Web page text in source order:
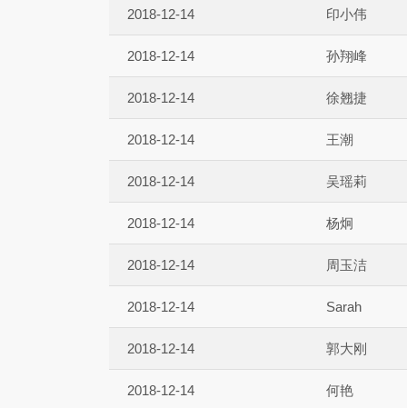
2018-12-14 印小伟
2018-12-14 孙翔峰
2018-12-14 徐翘捷
2018-12-14 王潮
2018-12-14 吴瑶莉
2018-12-14 杨炯
2018-12-14 周玉洁
2018-12-14 Sarah
2018-12-14 郭大刚
2018-12-14 何艳